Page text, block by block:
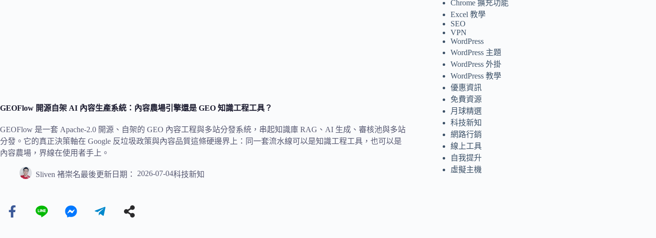
GEOFlow 開源自架 AI 內容生產系統：內容農場引擎還是 GEO 知識工程工具？
GEOFlow 是一套 Apache-2.0 開源、自架的 GEO 內容工程與多站分發系統，串起知識庫 RAG、AI 生成、審核池與多站
分發。它的真正決策軸在 Google 反垃圾政策與內容品質這條硬邊界上：同一套流水線可以是知識工程工具，也可以是
內容農場，界線在使用者手上。
Sliven 褚崇名最後更新日期： 2026-07-04科技新知
Chrome 擴充功能
Excel 教學
SEO
VPN
WordPress
WordPress 主題
WordPress 外掛
WordPress 教學
優惠資訊
免費資源
月球精選
科技新知
網路行銷
線上工具
自我提升
虛擬主機